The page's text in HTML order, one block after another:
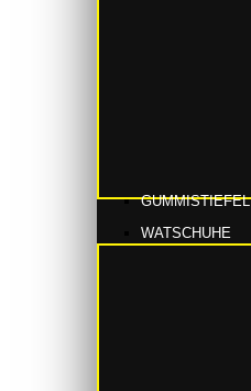
GUMMISTIEFEL
WATSCHUHE